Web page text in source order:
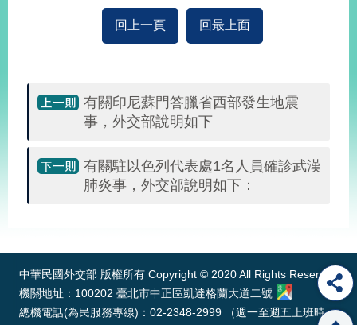
訊
國
際
傳
回上一頁 回最上面
有關印尼蘇門答臘省西部發生地震
事，外交部說明如下
有關駐以色列代表處1名人員確診武漢
肺炎事，外交部說明如下：
中華民國外交部 版權所有 Copyright © 2020 All Rights Reserved
機關地址：100202 臺北市中正區凱達格蘭大道二號
總機電話(為民服務專線)：02-2348-2999 （週一至週五上班時